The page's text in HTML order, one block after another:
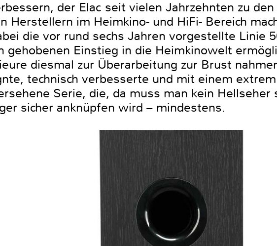
der Elac seit vielen Jahrzehnten zu
Herstellern im Heimkino- und HiFi- Bereich
die vor rund sechs Jahren vorgestellte Linie
gehobenen Einstieg in die Heimkinowelt
diesmal zur Überarbeitung zur Brust
technisch verbesserte und mit einem
Serie, die, da muss man kein Hellseher
sicher anknüpfen wird – mindestens.